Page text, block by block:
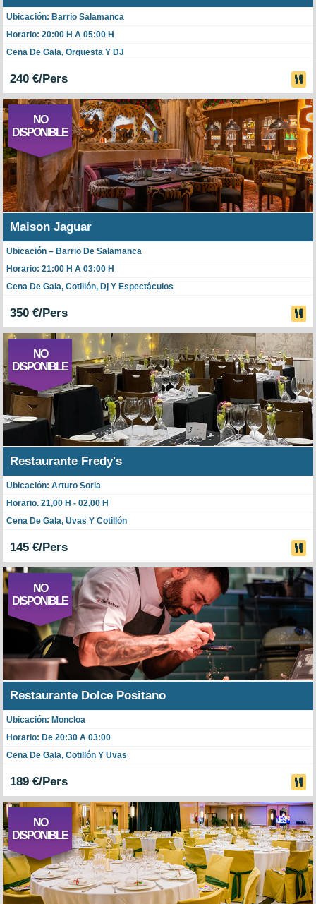
Ubicación: Barrio Salamanca
Horario: 20:00 H A 05:00 H
Cena De Gala, Orquesta Y DJ
240 €/Pers
NO
DISPONIBLE
Maison Jaguar
Ubicación – Barrio De Salamanca
Horario: 21:00 H A 03:00 H
Cena De Gala, Cotillón, Dj Y Espectáculos
350 €/Pers
NO
DISPONIBLE
Restaurante Fredy's
Ubicación: Arturo Soria
Horario. 21,00 H - 02,00 H
Cena De Gala, Uvas Y Cotillón
145 €/Pers
NO
DISPONIBLE
Restaurante Dolce Positano
Ubicación: Moncloa
Horario: De 20:30 A 03:00
Cena De Gala, Cotillón Y Uvas
189 €/Pers
NO
DISPONIBLE